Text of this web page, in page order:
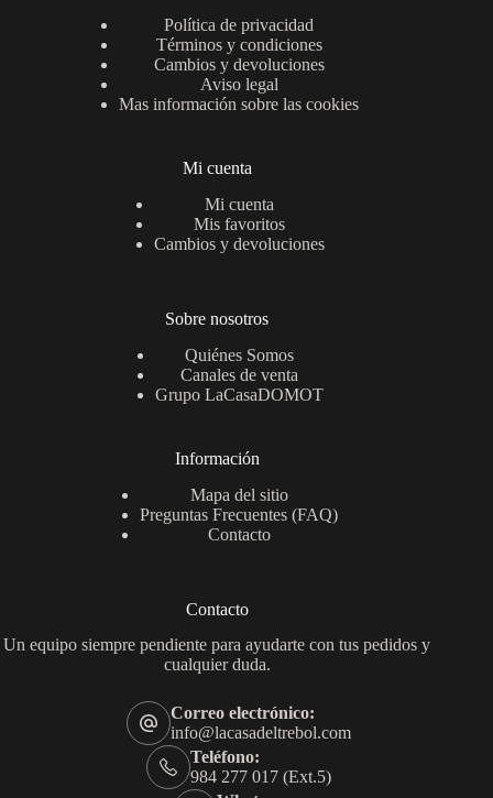
Política de privacidad
Términos y condiciones
Cambios y devoluciones
Aviso legal
Mas información sobre las cookies
Mi cuenta
Mi cuenta
Mis favoritos
Cambios y devoluciones
Sobre nosotros
Quiénes Somos
Canales de venta
Grupo LaCasaDOMOT
Información
Mapa del sitio
Preguntas Frecuentes (FAQ)
Contacto
Contacto
Un equipo siempre pendiente para ayudarte con tus pedidos y
cualquier duda.
Correo electrónico:
info@lacasadeltrebol.com
Teléfono:
984 277 017 (Ext.5)